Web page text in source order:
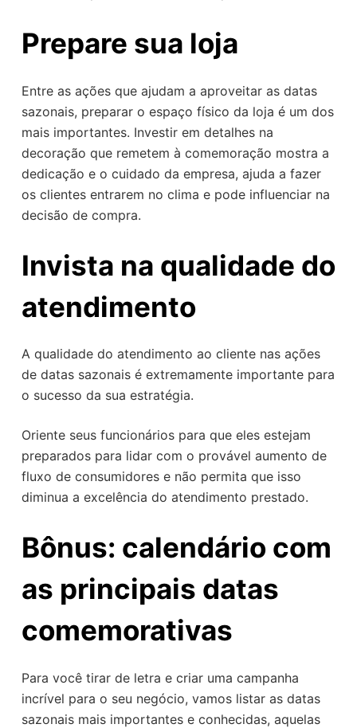
Prepare sua loja
Entre as ações que ajudam a aproveitar as datas
sazonais, preparar o espaço físico da loja é um dos
mais importantes. Investir em detalhes na
decoração que remetem à comemoração mostra a
dedicação e o cuidado da empresa, ajuda a fazer
os clientes entrarem no clima e pode influenciar na
decisão de compra.
Invista na qualidade do
atendimento
A qualidade do atendimento ao cliente nas ações
de datas sazonais é extremamente importante para
o sucesso da sua estratégia.
Oriente seus funcionários para que eles estejam
preparados para lidar com o provável aumento de
fluxo de consumidores e não permita que isso
diminua a excelência do atendimento prestado.
Bônus: calendário com
as principais datas
comemorativas
Para você tirar de letra e criar uma campanha
incrível para o seu negócio, vamos listar as datas
sazonais mais importantes e conhecidas, aquelas